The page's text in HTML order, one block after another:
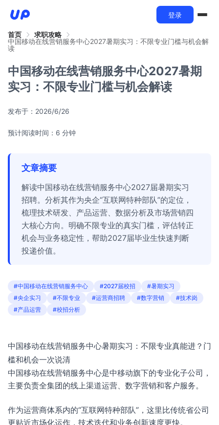
登录
首页
求职攻略
中国移动在线营销服务中心2027暑期实习：不限专业门槛与机会解
读
中国移动在线营销服务中心2027暑期
实习：不限专业门槛与机会解读
发布于： 2026/6/26
预计阅读时间：6 分钟
文章摘要
解读中国移动在线营销服务中心2027届暑期实习
招聘。分析其作为央企“互联网特种部队”的定位，
梳理技术研发、产品运营、数据分析及市场营销四
大核心方向。明确不限专业的真实门槛，评估转正
机会与业务稳定性，帮助2027届毕业生快速判断
投递价值。
#中国移动在线营销服务中心 #2027届校招
#暑期实习
#央企实习
#不限专业 #运营商招聘 #数字营销
#技术岗
#产品运营
#校招分析
中国移动在线营销服务中心暑期实习：不限专业真能进？门
槛和机会一次说清
中国移动在线营销服务中心是中移动旗下的专业化子公司，
主要负责全集团的线上渠道运营、数字营销和客户服务。
作为运营商体系内的“互联网特种部队”，这里比传统省公司
更贴近市场化运作，技术迭代和业务创新速度更快。